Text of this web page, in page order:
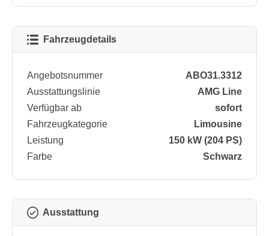
Fahrzeugdetails
Angebotsnummer
ABO31.3312
Ausstattungslinie
AMG Line
Verfügbar ab
sofort
Fahrzeugkategorie
Limousine
Leistung
150 kW (204 PS)
Farbe
Schwarz
Ausstattung